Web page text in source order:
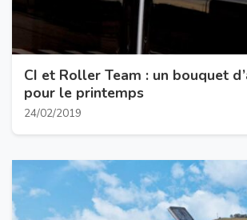
CI et Roller Team : un bouquet
pour le printemps
24/02/2019